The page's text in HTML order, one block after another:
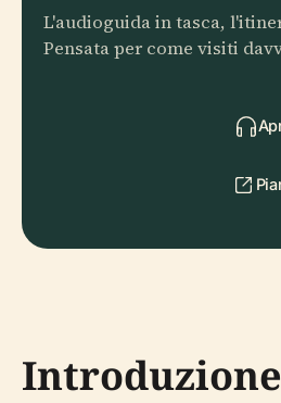
L'audioguida in tasca,
Pensata per come visiti
Introduzione